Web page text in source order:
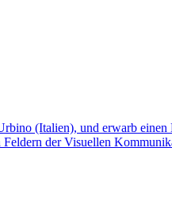
(Italien), und erwarb
Feldern der Visuellen